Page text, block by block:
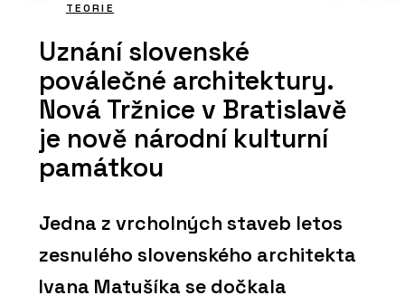
TEORIE
Uznání slovenské
poválečné architektury.
Nová Tržnice v Bratislavě
je nově národní kulturní
památkou
Jedna z vrcholných staveb letos
zesnulého slovenského architekta
Ivana Matušíka se dočkala